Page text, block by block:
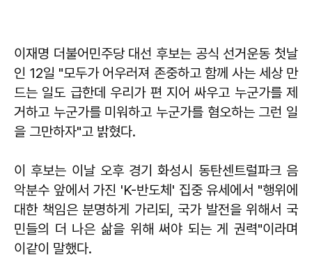
이재명 더불어민주당 대선 후보는 공식 선거운동 첫날
인 12일 "모두가 어우러져 존중하고 함께 사는 세상 만
드는 일도 급한데 우리가 편 지어 싸우고 누군가를 제
거하고 누군가를 미워하고 누군가를 혐오하는 그런 일
을 그만하자"고 밝혔다.
이 후보는 이날 오후 경기 화성시 동탄센트럴파크 음
악분수 앞에서 가진 'K-반도체' 집중 유세에서 "행위에
대한 책임은 분명하게 가리되, 국가 발전을 위해서 국
민들의 더 나은 삶을 위해 써야 되는 게 권력"이라며
이같이 말했다.